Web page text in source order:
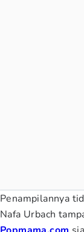
Penampilannya
Nafa Urbach